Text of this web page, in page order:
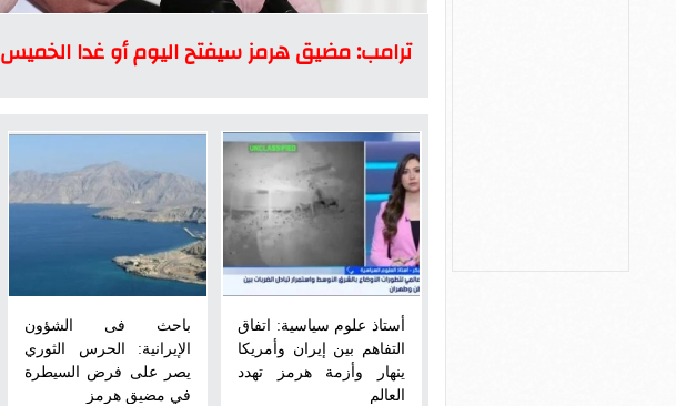
ترامب: مضيق هرمز سيفتح اليوم أو غدا الخميس
أستاذ علوم سياسية: اتفاق
التفاهم بين إيران وأمريكا
ينهار وأزمة هرمز تهدد
العالم
باحث فى الشؤون
الإيرانية: الحرس الثوري
يصر على فرض السيطرة
في مضيق هرمز